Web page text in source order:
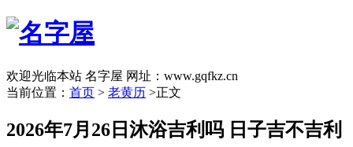
欢迎光临本站 名字屋 网址：www.gqfkz.cn
当前位置： 首页 > 老黄历 >正文
2026年7月26日沐浴吉利吗 日子吉不吉利